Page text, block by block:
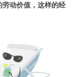
动价值，这样的经